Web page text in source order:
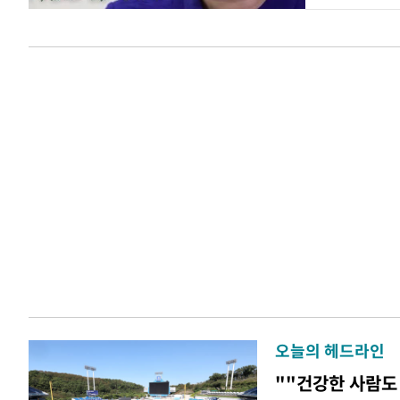
오늘의 헤드라인
""건강한 사람